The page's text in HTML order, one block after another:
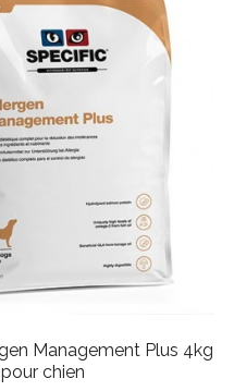
Management Plus 4kg
chien